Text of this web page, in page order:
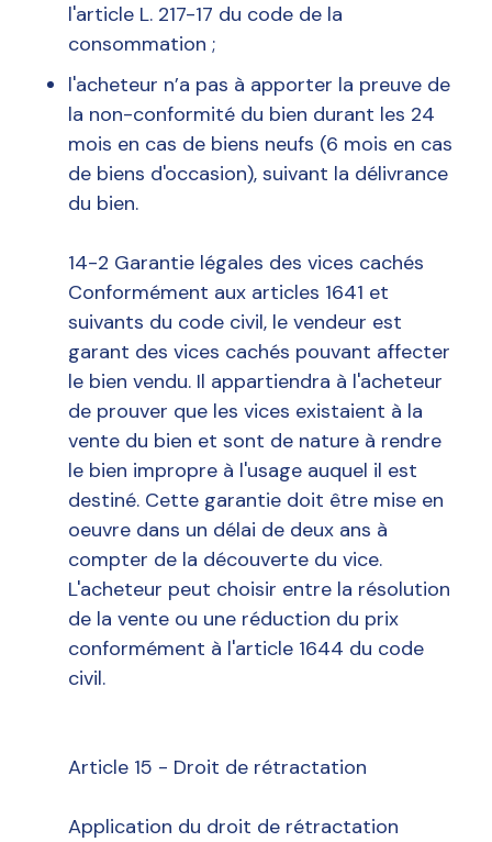
l'article L. 217-17 du code de la
consommation ;
l'acheteur n’a pas à apporter la preuve de
la non-conformité du bien durant les 24
mois en cas de biens neufs (6 mois en cas
de biens d'occasion), suivant la délivrance
du bien.
14-2 Garantie légales des vices cachés
Conformément aux articles 1641 et
suivants du code civil, le vendeur est
garant des vices cachés pouvant affecter
le bien vendu. Il appartiendra à l'acheteur
de prouver que les vices existaient à la
vente du bien et sont de nature à rendre
le bien impropre à l'usage auquel il est
destiné. Cette garantie doit être mise en
oeuvre dans un délai de deux ans à
compter de la découverte du vice.
L'acheteur peut choisir entre la résolution
de la vente ou une réduction du prix
conformément à l'article 1644 du code
civil.
Article 15 - Droit de rétractation
Application du droit de rétractation